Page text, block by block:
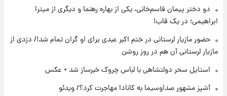
لیونل مسی عزادار شد! + جزئیات
۲۳ ساعت پیش
لحظه برخورد رعد و برق به ساختمان مرکز تجارت
دو دختر پیمان قاسم‌خانی، یکی از بهاره رهنما و دیگری از میترا
ابراهیمی؛ در یک قاب!
حضور مازیار لرستانی در ختم اکبر عبدی برای او گران تمام شد!/ دزدی از
مازیار لرستانی آن هم در روز روشن
استایل سحر دولتشاهی با لباس چروک خبرساز شد + عکس
آشپز مشهور صداوسیما به کانادا مهاجرت کرد؟/ ویدئو